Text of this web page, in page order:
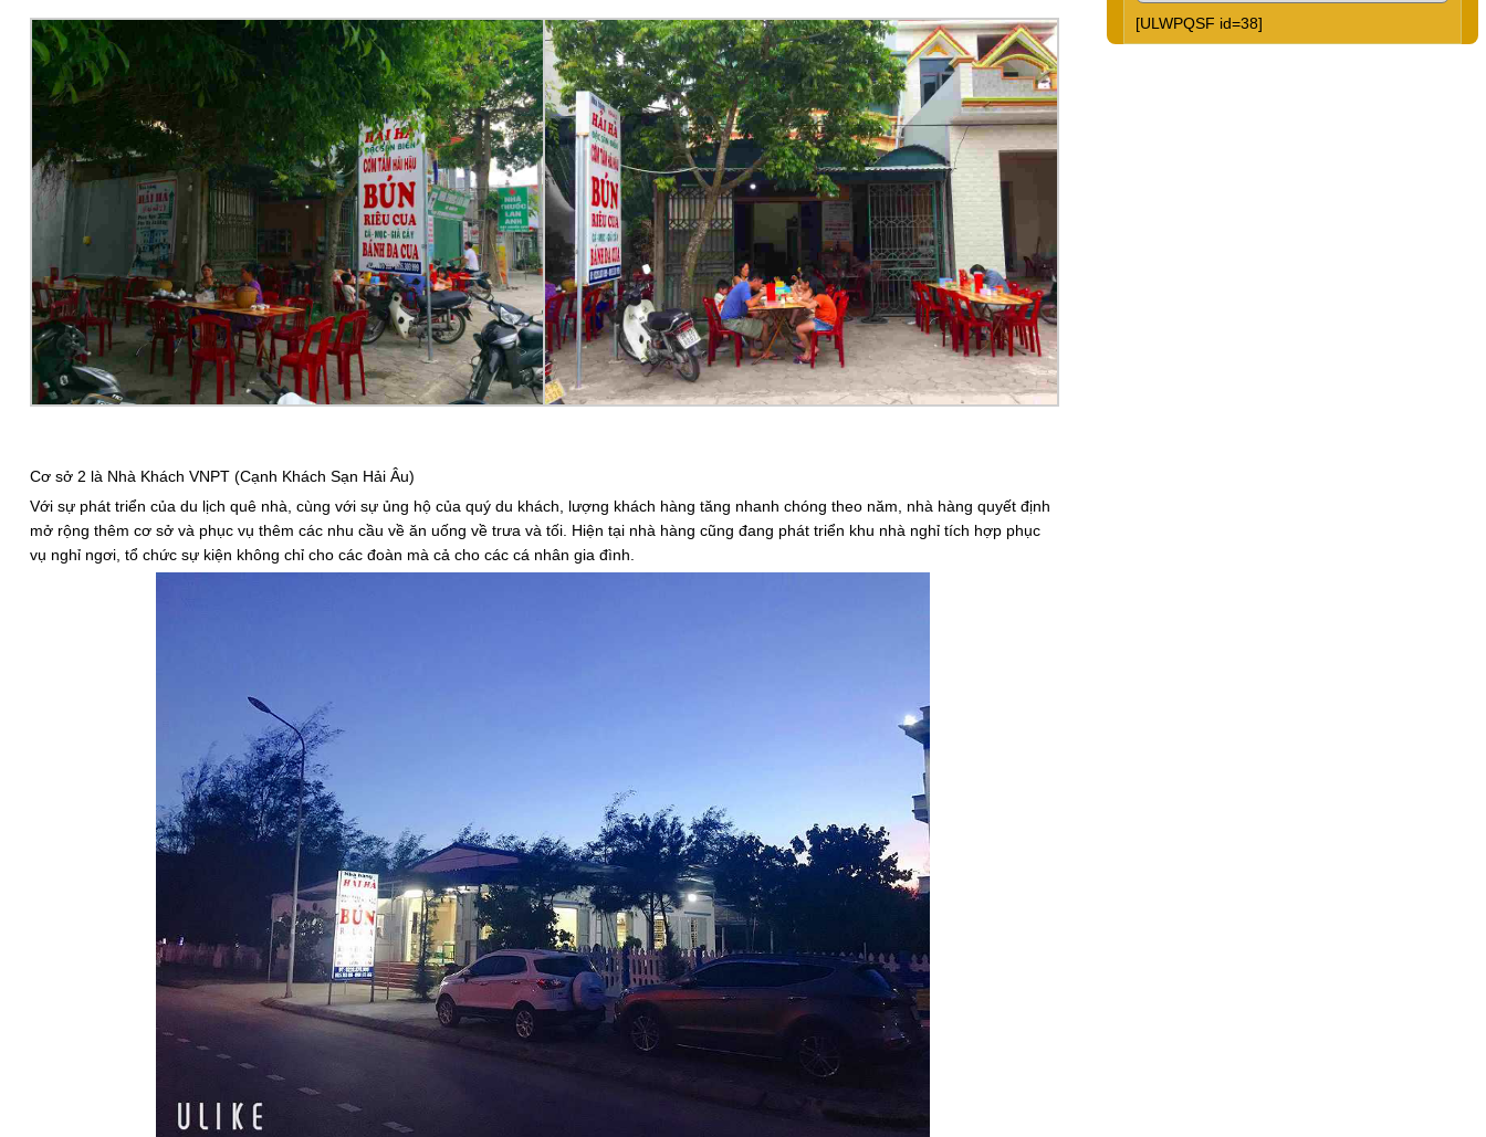
Cơ sở 2 là Nhà Khách VNPT (Cạnh Khách Sạn Hải Âu)
Với sự phát triển của du lịch quê nhà, cùng với sự ủng hộ của quý du khách, lượng khách hàng tăng nhanh chóng theo năm, nhà hàng quyết định
mở rộng thêm cơ sở và phục vụ thêm các nhu cầu về ăn uống về trưa và tối. Hiện tại nhà hàng cũng đang phát triển khu nhà nghỉ tích hợp phục
vụ nghỉ ngơi, tổ chức sự kiện không chỉ cho các đoàn mà cả cho các cá nhân gia đình.
[ULWPQSF id=38]